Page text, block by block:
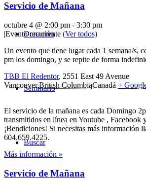
Donación
Seminario
Buscar
Servicio de Mañana
octubre 4 @ 2:00 pm - 3:30 pm
|Evento recurrente (Ver todos)
Un evento que tiene lugar cada 1 semana/s,
pm los domingo, y se repite de forma
TBB El Redentor, 2551 East 49 Avenue
Vancouver,British ColumbiaCanadá +
El servicio de la mañana es cada Domingo
transmitidos en línea en Youtube , Facebook
¡Bendiciones! Si necesitas más información
604.659.4225.
Más información »
Servicio de Mañana